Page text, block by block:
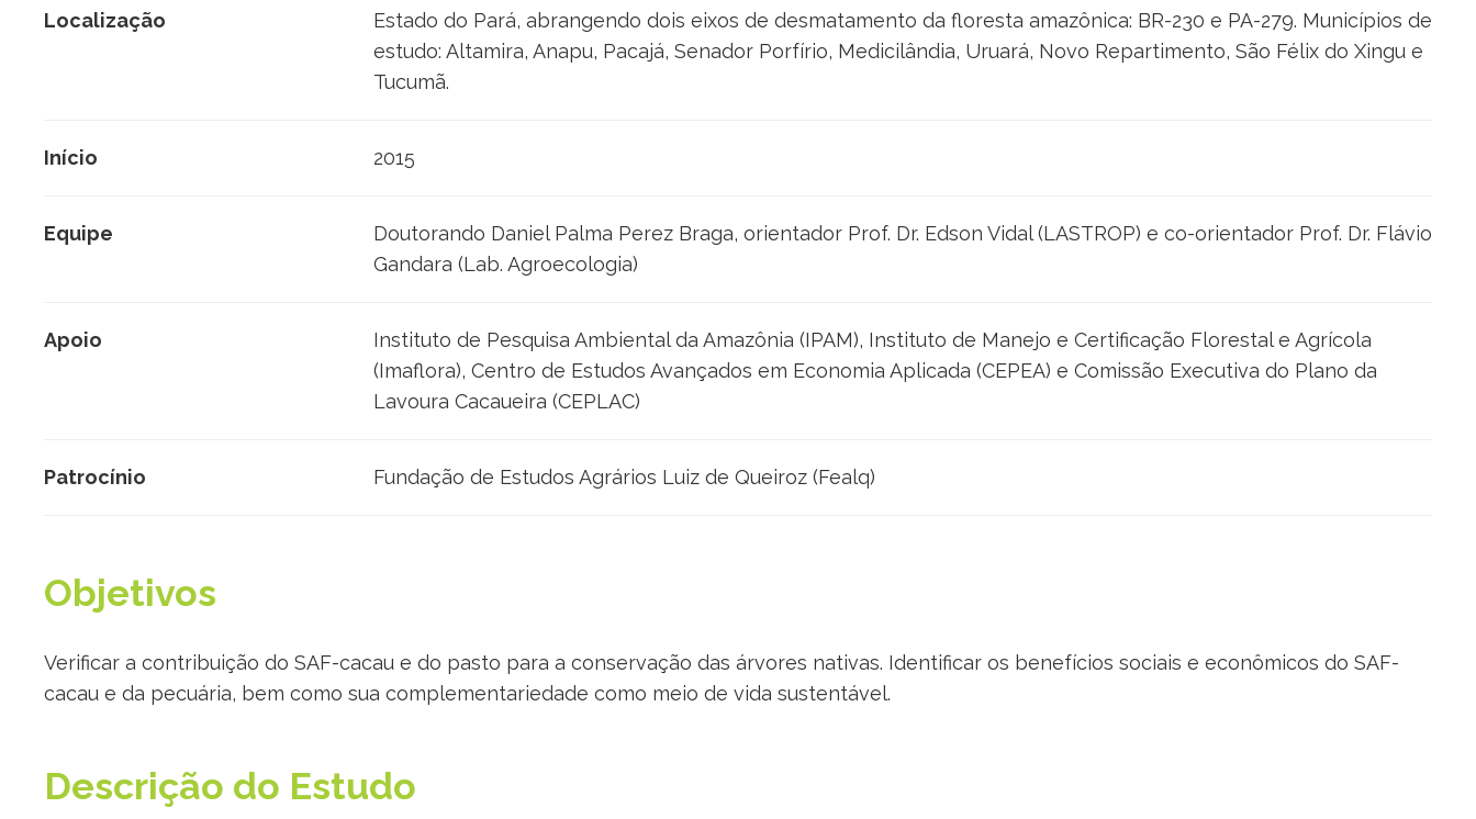
Localização
Estado do Pará, abrangendo dois eixos de desmatamento da floresta amazônica: BR-230 e PA-279. Municípios de
estudo: Altamira, Anapu, Pacajá, Senador Porfírio, Medicilândia, Uruará, Novo Repartimento, São Félix do Xingu e
Tucumã.
Início 2015
Equipe
Doutorando Daniel Palma Perez Braga, orientador Prof. Dr. Edson Vidal (LASTROP) e co-orientador Prof. Dr. Flávio
Gandara (Lab. Agroecologia)
Apoio
Instituto de Pesquisa Ambiental da Amazônia (IPAM), Instituto de Manejo e Certificação Florestal e Agrícola
(Imaflora), Centro de Estudos Avançados em Economia Aplicada (CEPEA) e Comissão Executiva do Plano da
Lavoura Cacaueira (CEPLAC)
Patrocínio Fundação de Estudos Agrários Luiz de Queiroz (Fealq)
Objetivos
Verificar a contribuição do SAF-cacau e do pasto para a conservação das árvores nativas. Identificar os benefícios sociais e econômicos do SAF-
cacau e da pecuária, bem como sua complementariedade como meio de vida sustentável.
Descrição do Estudo